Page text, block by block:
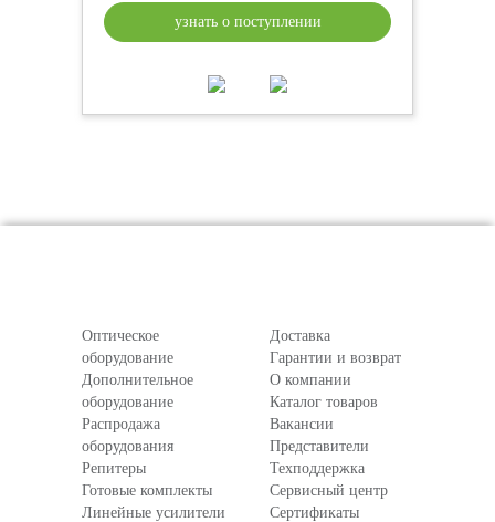
узнать о поступлении
Оптическое
оборудование
Дополнительное
оборудование
Распродажа
оборудования
Репитеры
Готовые комплекты
Линейные усилители
Доставка
Гарантии и возврат
О компании
Каталог товаров
Вакансии
Представители
Техподдержка
Сервисный центр
Сертификаты